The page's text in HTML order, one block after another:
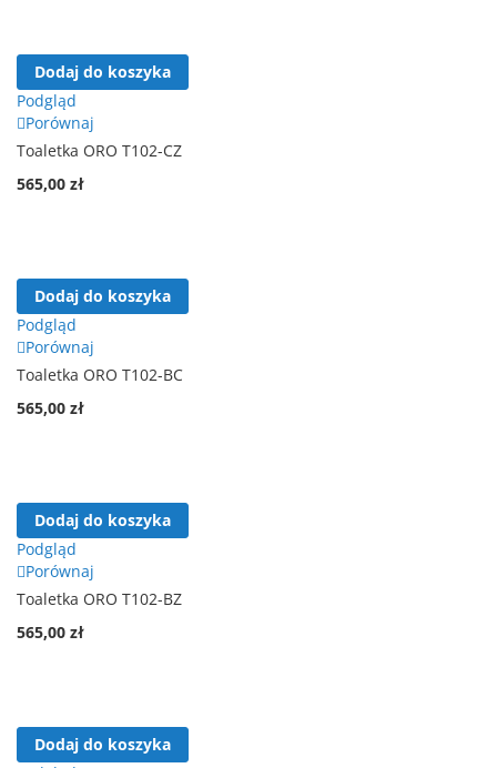
Dodaj do koszyka
Podgląd
Porównaj
Toaletka ORO T102-CZ
565,00 zł
Dodaj do koszyka
Podgląd
Porównaj
Toaletka ORO T102-BC
565,00 zł
Dodaj do koszyka
Podgląd
Porównaj
Toaletka ORO T102-BZ
565,00 zł
Dodaj do koszyka